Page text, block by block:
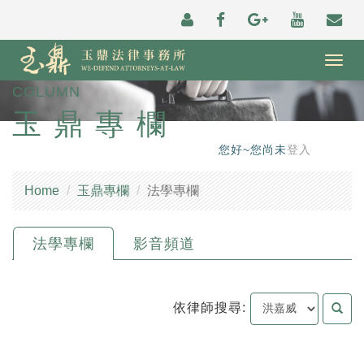
COLUMN
玉鼎專欄
您好~您尚未登入
Home 玉鼎專欄 法學專欄
法學專欄 影音頻道
依律師搜尋: